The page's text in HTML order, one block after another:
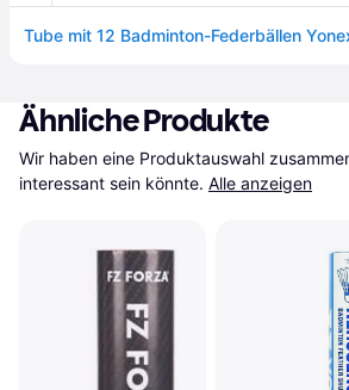
Ähnliche Produkte
Wir haben eine Produktauswahl
interessant sein könnte. Alle anzeigen